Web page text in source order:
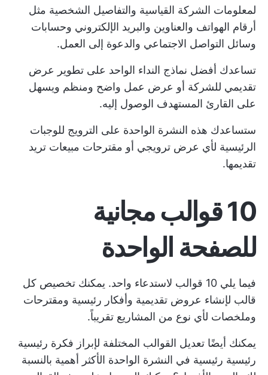
لمعلومات الشركة القياسية والتفاصيل الشخصية مثل
أرقام الهواتف والعناوين والبريد الإلكتروني وحسابات
وسائل التواصل الاجتماعي والدعوة إلى العمل.
تساعدك أفضل نماذج النداء الواحد على تطوير عرض
تقديمي للشركة أو عرض عمل واضح ومنظم ويسهل
على القارئ المستهدف الوصول إليه.
ستساعدك هذه النشرة الواحدة على الترويج للوجبات
الرئيسية لأي عرض ترويجي أو مقترحات مبيعات تريد
تقديمها.
10 قوالب مجانية
للصفحة الواحدة
فيما يلي 10 قوالب لاستدعاء واحد. يمكنك تخصيص كل
قالب لإنشاء عروض تقديمية وأفكار رئيسية ومقترحات
وملخصات لأي نوع من المشاريع تقريباً.
يمكنك أيضًا تعديل القوالب المختلفة لإبراز فكرة رئيسية
رئيسية رئيسية في النشرة الواحدة الأكثر أهمية بالنسبة